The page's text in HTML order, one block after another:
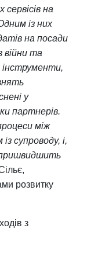
на
із них
на посади
війни та
інструменти,
у
партнерів.
між
супроводу, і,
розвитку
з